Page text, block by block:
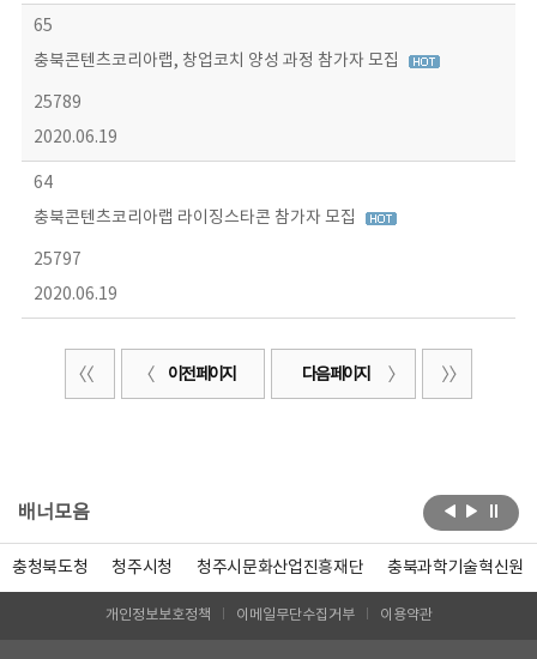
65
충북콘텐츠코리아랩, 창업코치 양성 과정 참가자 모집
25789
2020.06.19
64
충북콘텐츠코리아랩 라이징스타콘 참가자 모집
25797
2020.06.19
이전 페이지 다음 페이지
배너모음
충청북도청 청주시청 청주시문화산업진흥재단 충북과학기술혁신원
개인정보보호정책 이메일무단수집거부 이용약관